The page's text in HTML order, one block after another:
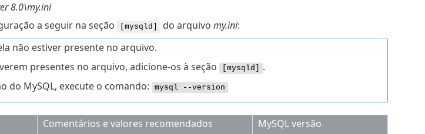
8.0\my.ini
a seguir na seção [mysqld] do arquivo my.ini:
não estiver presente no arquivo.
presentes no arquivo, adicione-os à seção [mysqld] .
do MySQL, execute o comando: mysql --version
Comentários e valores recomendados MySQLversão